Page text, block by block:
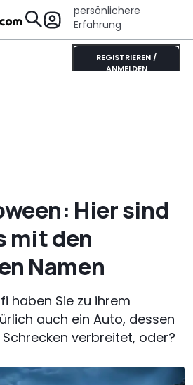
persönlichere
Erfahrung
REGISTRIEREN /
ANMELDEN
Hier sind
mit den
Namen
haben Sie zu ihrem
auch ein Auto, dessen
verbreitet, oder?